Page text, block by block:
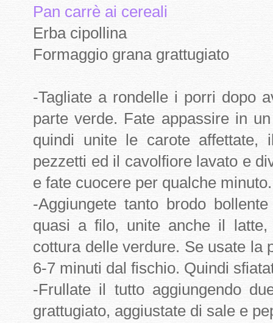
Pan carrè ai cereali
Erba cipollina
Formaggio grana grattugiato
-Tagliate a rondelle i porri dopo
parte verde. Fate appassire in
quindi unite le carote affettate,
pezzetti ed il cavolfiore lavato e
e fate cuocere per qualche minuto.
-Aggiungete tanto brodo
quasi a filo, unite anche il
cottura delle verdure. Se usate la
6-7 minuti dal fischio. Quindi
-Frullate il tutto aggiungendo
grattugiato, aggiustate di sale e